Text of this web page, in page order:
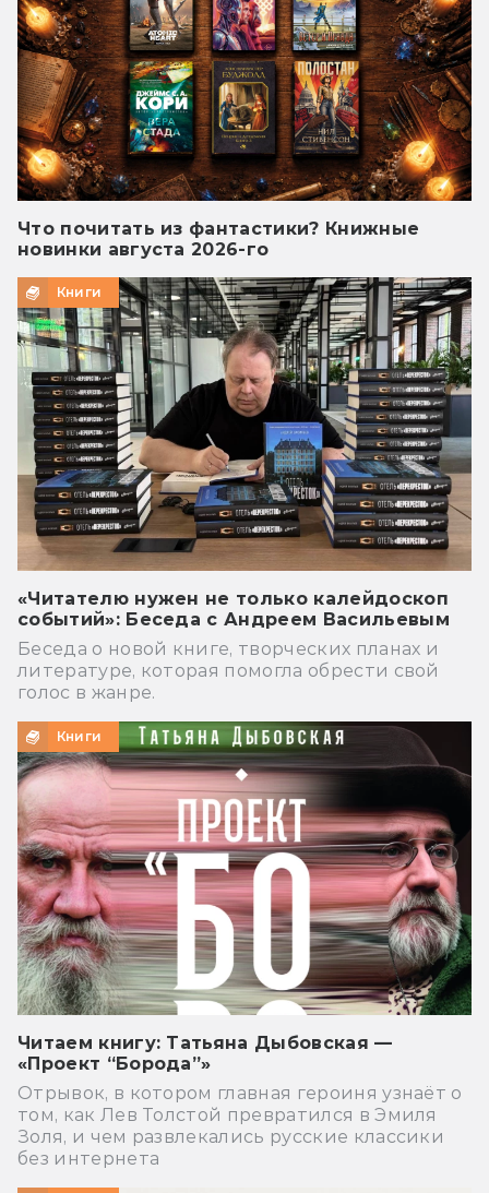
Что почитать из фантастики? Книжные
новинки августа 2026-го
Книги
«Читателю нужен не только калейдоскоп
событий»: Беседа с Андреем Васильевым
Беседа о новой книге, творческих планах и
литературе, которая помогла обрести свой
голос в жанре.
Книги
Читаем книгу: Татьяна Дыбовская —
«Проект “Борода”»
Отрывок, в котором главная героиня узнаёт о
том, как Лев Толстой превратился в Эмиля
Золя, и чем развлекались русские классики
без интернета